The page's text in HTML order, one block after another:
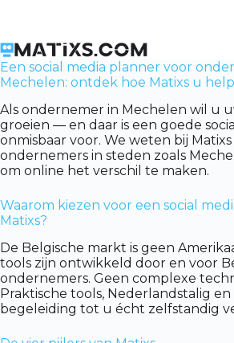
Een social media planner voor
Mechelen: ontdek hoe Matixs u
Als ondernemer in Mechelen wil u
groeien — en daar is een goede
onmisbaar voor. We weten bij
ondernemers in steden zoals
om online het verschil te maken.
Waarom kiezen voor een social
Matixs?
De Belgische markt is geen
tools zijn ontwikkeld door en voor
ondernemers. Geen complexe
Praktische tools, Nederlandstalig
begeleiding tot u écht zelfstandig